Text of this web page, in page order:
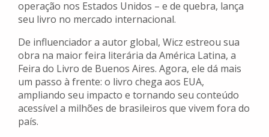
operação nos Estados Unidos – e de quebra, lança
seu livro no mercado internacional.
De influenciador a autor global, Wicz estreou sua
obra na maior feira literária da América Latina, a
Feira do Livro de Buenos Aires. Agora, ele dá mais
um passo à frente: o livro chega aos EUA,
ampliando seu impacto e tornando seu conteúdo
acessível a milhões de brasileiros que vivem fora do
país.